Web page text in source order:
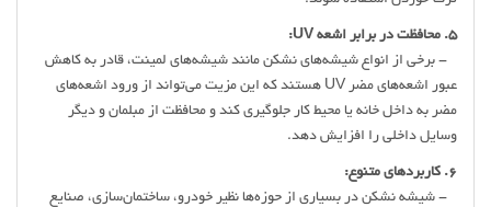
5. محافظت در برابر اشعه UV:
- برخی از انواع شیشه‌های نشکن مانند شیشه‌های لمینت، قادر به کاهش
عبور اشعه‌های مضر UV هستند که این مزیت می‌تواند از ورود اشعه‌های
مضر به داخل خانه یا محیط کار جلوگیری کند و محافظت از مبلمان و دیگر
وسایل داخلی را افزایش دهد.
6. کاربردهای متنوع:
- شیشه نشکن در بسیاری از حوزه‌ها نظیر خودرو، ساختمان‌سازی، صنایع